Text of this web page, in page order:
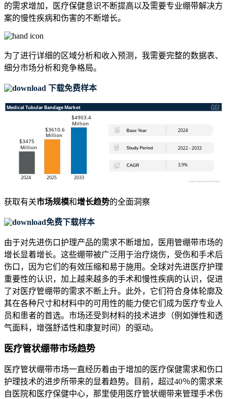
的需求增加，医疗保健意识不断提高以及需要专业绷带解决方
案的慢性疾病和伤害的不断增长。
为了进行详细的区域分析和收入预测，我需要完整的数据表、
细分市场分析和竞争格局。
下载免费样本
获取有关市场规模和增长趋势的全面洞察
免费下载样本
由于对先进伤口护理产品的需求不断增加，医用管绷带市场的
增长显着增长。这些绷带被广泛用于治疗烧伤，受伤和手术后
伤口，因为它们的有效压缩和易于施用。全球对先进医疗护理
重要性的认识，加上越来越多的手术和慢性疾病的认识，促进
了对医疗管绷带的需求不断上升。此外，它们符合身体轮廓及
其在各种尺寸和材料中的可用性的能力使它们成为医疗专业人
员和患者的首选。市场还受到材料的技术进步（例如弹性和透
气面料，增强舒适性和康复时间）的驱动。
医疗管状绷带市场趋势
医疗管状绷带市场一直经历着由于增加的医疗保健需求和伤口
护理技术的进步所带来的显着趋势。目前，超过40％的需求来
自医院和医疗保健中心，那里使用医疗管状绷带来管理手术伤